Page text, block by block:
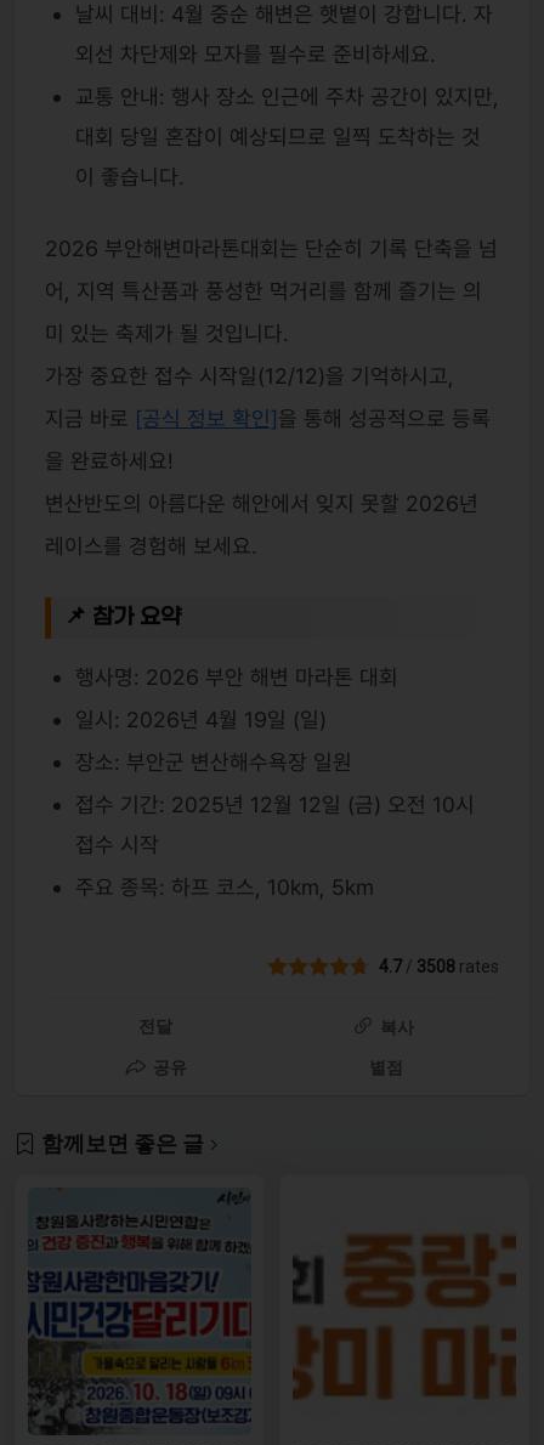
날씨 대비: 4월 중순 해변은 햇볕이 강합니다. 자
외선 차단제와 모자를 필수로 준비하세요.
교통 안내: 행사 장소 인근에 주차 공간이 있지만,
대회 당일 혼잡이 예상되므로 일찍 도착하는 것
이 좋습니다.
2026 부안해변마라톤대회는 단순히 기록 단축을 넘
어, 지역 특산품과 풍성한 먹거리를 함께 즐기는 의
미 있는 축제가 될 것입니다.
가장 중요한 접수 시작일(12/12)을 기억하시고,
지금 바로 [공식 정보 확인]을 통해 성공적으로 등록
을 완료하세요!
변산반도의 아름다운 해안에서 잊지 못할 2026년
레이스를 경험해 보세요.
📌 참가 요약
행사명: 2026 부안 해변 마라톤 대회
일시: 2026년 4월 19일 (일)
장소: 부안군 변산해수욕장 일원
접수 기간: 2025년 12월 12일 (금) 오전 10시
접수 시작
주요 종목: 하프 코스, 10km, 5km
4.7 / 3508 rates
전달 복사
공유 별점
함께보면 좋은 글